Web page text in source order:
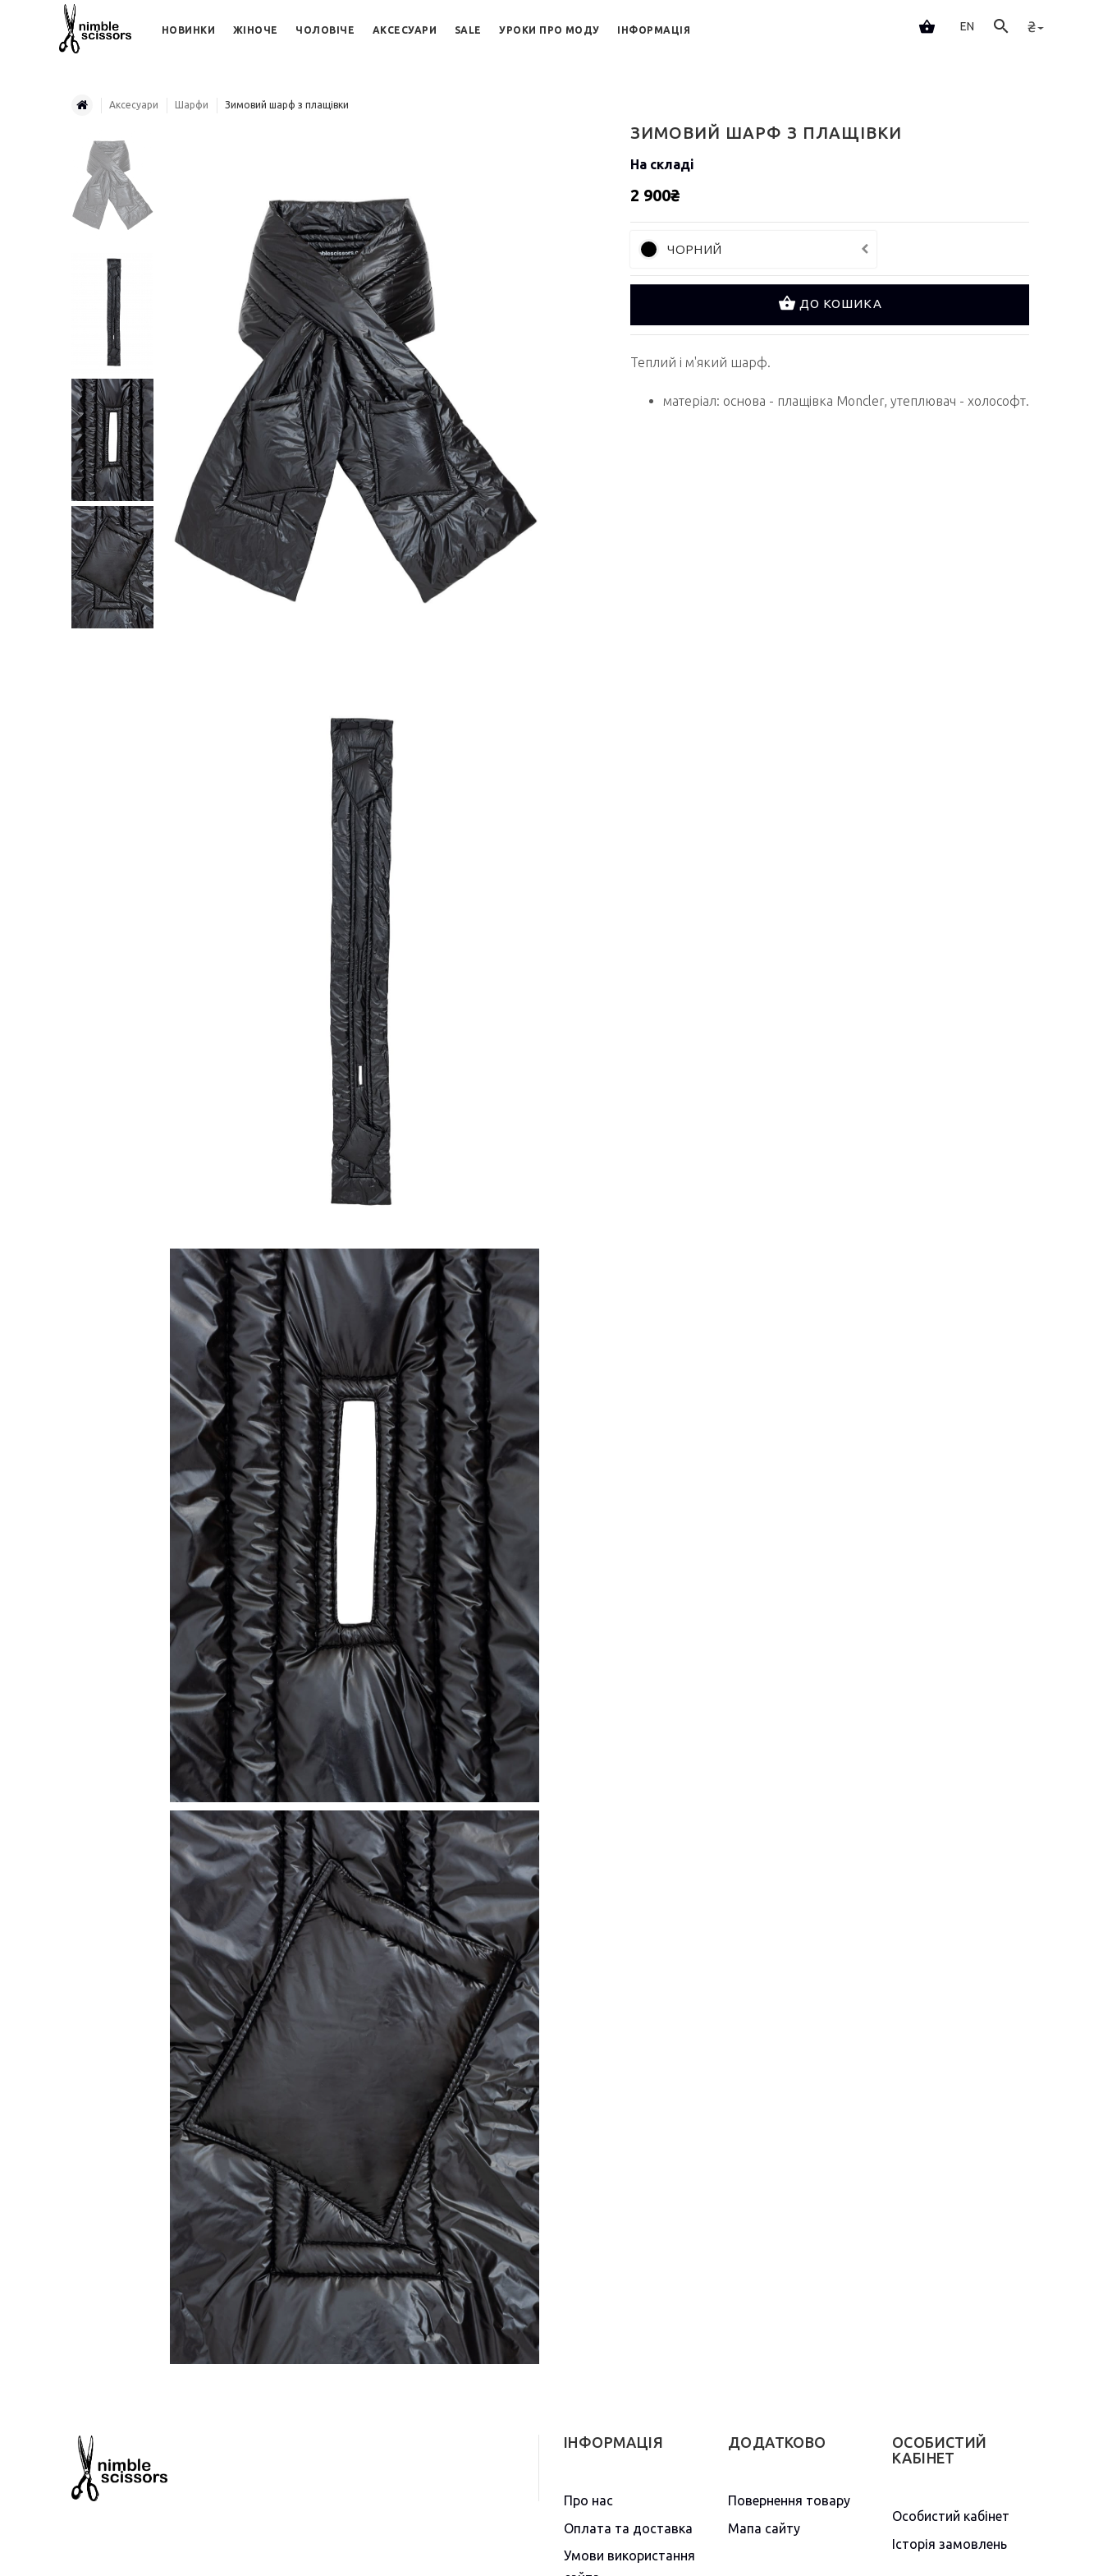
НОВИНКИ ЖІНОЧЕ ЧОЛОВІЧЕ АКСЕСУАРИ SALE УРОКИ ПРО МОДУ ІНФОРМАЦІЯ ₴
EN
Аксесуари Шарфи Зимовий шарф з плащівки
ЗИМОВИЙ ШАРФ З ПЛАЩІВКИ
На складі
2 900₴
ЧОРНИЙ
ДО КОШИКА
Теплий і м'який шарф.
матеріал: основа - плащівка Moncler, утеплювач - холософт.
ІНФОРМАЦІЯ
Про нас
Оплата та доставка
Умови використання
ДОДАТКОВО
Повернення товару
Мапа сайту
ОСОБИСТИЙ
КАБІНЕТ
Особистий кабінет
Історія замовлень